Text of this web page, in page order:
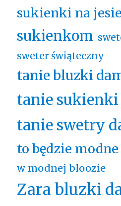
sukienki na
sukienkom
sweter świąteczny
tanie bluzki
tanie sukienki
tanie swetry
to będzie
w modnej bloozie
Zara bluzki